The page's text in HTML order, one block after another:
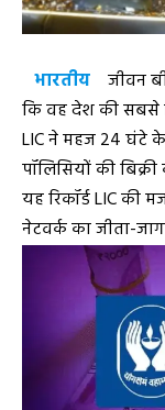
भारतीय
जीवन
कि वह देश की सबसे
LIC ने महज 24 घंटे
पॉलिसियों की
यह रिकॉर्ड LIC की
नेटवर्क का जीता-